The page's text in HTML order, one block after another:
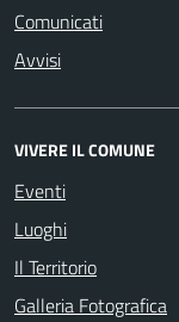
Comunicati
Avvisi
VIVERE IL COMUNE
Eventi
Luoghi
Il Territorio
Galleria Fotografica